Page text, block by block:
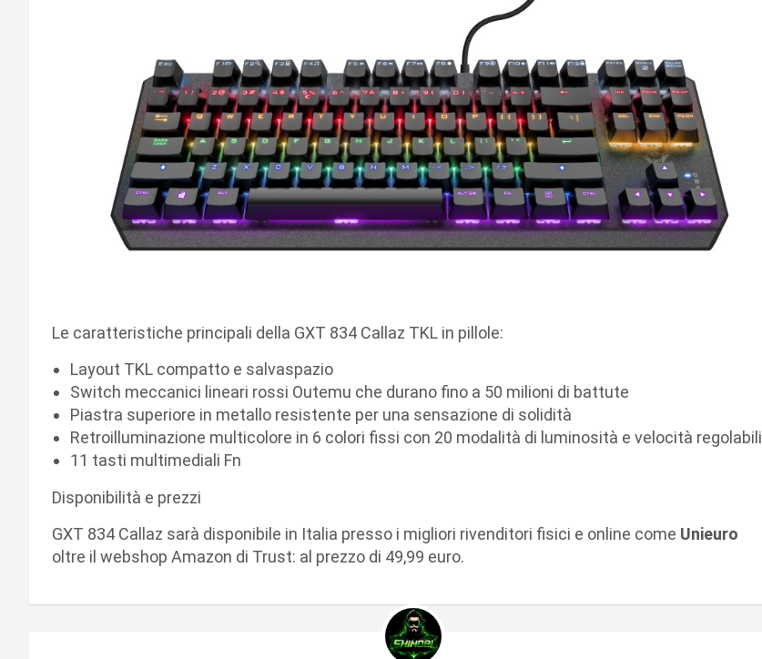
Le caratteristiche principali della GXT 834 Callaz TKL in pillole:
Layout TKL compatto e salvaspazio
Switch meccanici lineari rossi Outemu che durano fino a 50 milioni di battute
Piastra superiore in metallo resistente per una sensazione di solidità
Retroilluminazione multicolore in 6 colori fissi con 20 modalità di luminosità e velocità regolabili
11 tasti multimediali Fn
Disponibilità e prezzi
GXT 834 Callaz sarà disponibile in Italia presso i migliori rivenditori fisici e online come Unieuro
oltre il webshop Amazon di Trust: al prezzo di 49,99 euro.